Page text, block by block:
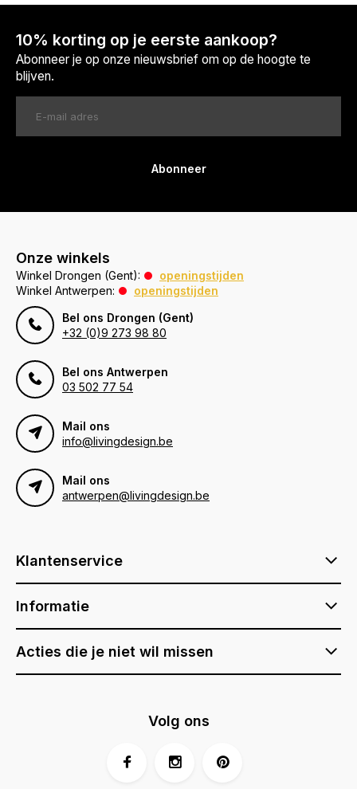
10% korting op je eerste aankoop?
Abonneer je op onze nieuwsbrief om op de hoogte te
blijven.
Abonneer
Onze winkels
Winkel Drongen (Gent):
openingstijden
Winkel Antwerpen:
openingstijden
Bel ons Drongen (Gent)
+32 (0)9 273 98 80
Bel ons Antwerpen
03 502 77 54
Mail ons
info@livingdesign.be
Mail ons
antwerpen@livingdesign.be
Klantenservice
Informatie
Acties die je niet wil missen
Volg ons